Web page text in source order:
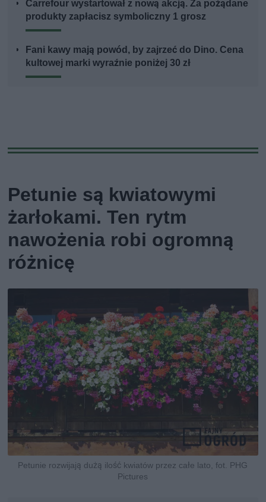
Carrefour wystartował z nową akcją. Za pożądane
produkty zapłacisz symboliczny 1 grosz
Fani kawy mają powód, by zajrzeć do Dino. Cena
kultowej marki wyraźnie poniżej 30 zł
Petunie są kwiatowymi
żarłokami. Ten rytm
nawożenia robi ogromną
różnicę
Petunie rozwijają dużą ilość kwiatów przez całe lato, fot. PHG
Pictures